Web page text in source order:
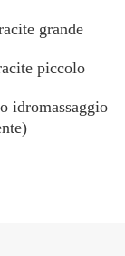
grande
piccolo
idromassaggio